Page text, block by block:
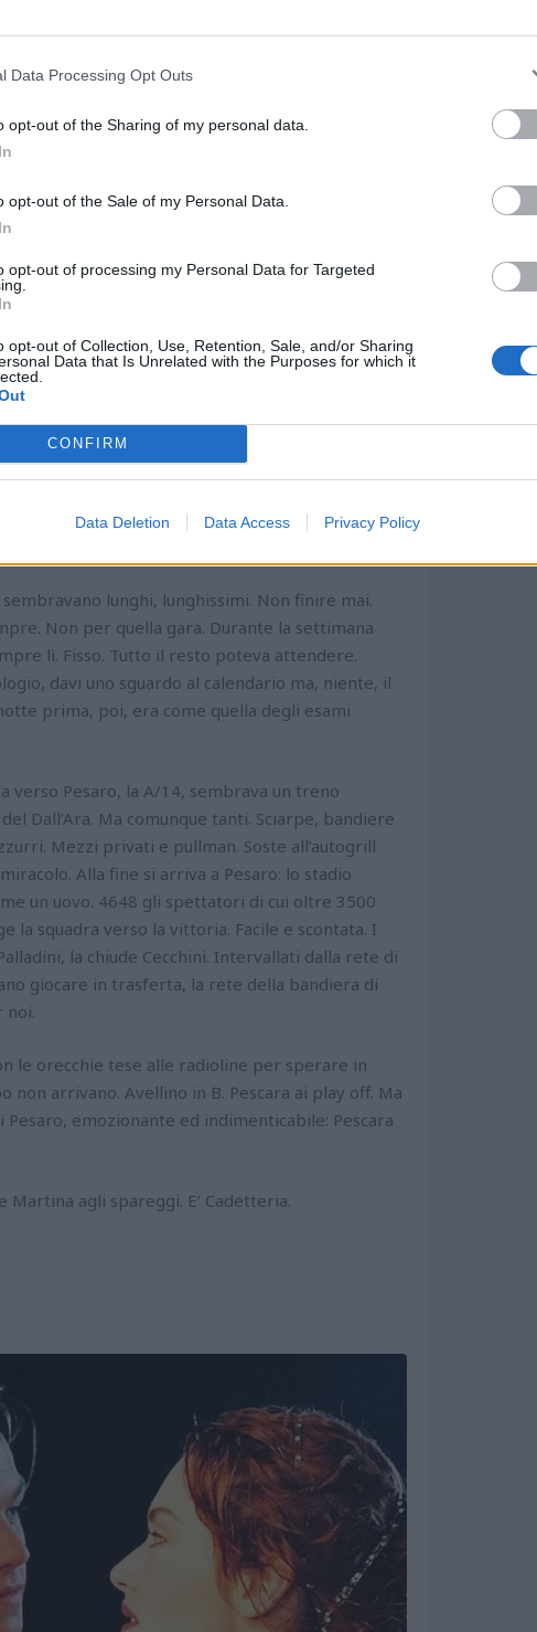
Data Processing Opt Outs
opt-out of the Sharing of my personal data.
opt-out of the Sale of my Personal Data.
opt-out of processing my Personal Data for Targeted
opt-out of Collection, Use, Retention, Sale, and/or Sharing
Data that Is Unrelated with the Purposes for which it
CONFIRM
Data Deletion Data Access Privacy Policy
altri campi, ti dovevi affidare per forza di cose
di attendere, all’Adriatico, la fine del primo
dei primi quarantacinque minuti dagli altri
con l’Avellino per la conquista della
dei derby abruzzesi. Tanti. La stagione di play
più meritocratici. Seconda contro quinta, terza
E basta.
cult. Cantato e ricantato. Sempre. Per
o meno, così: “Pescara alè, impazzisco per te.
giornata di campionato. Testa a testa tra
a Crotone. Gli adriatici sono di scena a
Il miracolo non succede perché i Lupi,
allo “Scida” e ottengono la promozione diretta
a giocarsi la Cadetteria ai play off.
lunghi, lunghissimi. Non finire mai.
Non per quella gara. Durante la settimana
lì. Fisso. Tutto il resto poteva attendere.
davi uno sguardo al calendario ma, niente, il
prima, poi, era come quella degli esami
verso Pesaro, la A/14, sembrava un treno
Dall’Ara. Ma comunque tanti. Sciarpe, bandiere
Mezzi privati e pullman. Soste all’autogrill
Alla fine si arriva a Pesaro: lo stadio
un uovo. 4648 gli spettatori di cui oltre 3500
la squadra verso la vittoria. Facile e scontata. I
la chiude Cecchini. Intervallati dalla rete di
giocare in trasferta, la rete della bandiera di
noi.
le orecchie tese alle radioline per sperare in
arrivano. Avellino in B. Pescara ai play off. Ma
emozionante ed indimenticabile: Pescara
agli spareggi. E’ Cadetteria.